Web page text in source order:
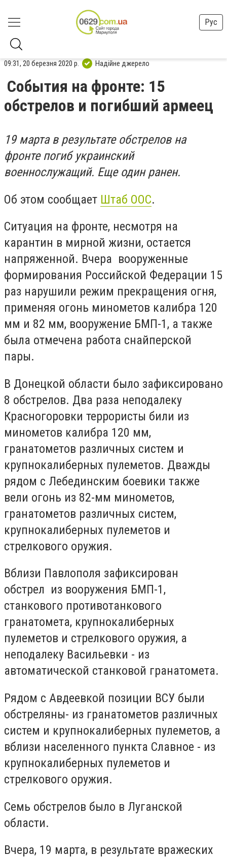
Рус
09:31, 20 березня 2020 р. Надійне джерело
События на фронте: 15
обстрелов и погибший армеец
19 марта в результате обстрелов на
фронте погиб украинский
военнослужащий. Еще один ранен.
Об этом сообщает Штаб ООС.
Ситуация на фронте, несмотря на
карантин в мирной жизни, остается
напряженной. Вчера вооруженные
формирования Российской Федерации 15
раз нарушили режим прекращения огня,
применяя огонь минометов калибра 120
мм и 82 мм, вооружение БМП-1, а также
была отмечена работа снайперской
пары.
В Донецкой области было зафиксировано
8 обстрелов. Два раза неподалеку
Красногоровки террористы били из
минометов калибра 120 мм,
гранатометов различных систем и
крупнокалиберных пулеметов. Дважды
рядом с Лебединским боевики также
вели огонь из 82-мм минометов,
гранатометов различных систем,
крупнокалиберных пулеметов и
стрелкового оружия.
Вблизи Павлополя зафиксирован
обстрел из вооружения БМП-1,
станкового противотанкового
гранатомета, крупнокалиберных
пулеметов и стрелкового оружия, а
неподалеку Васильевки - из
автоматической станковой гранатомета.
Рядом с Авдеевкой позиции ВСУ были
обстреляны- из гранатометов различных
систем и крупнокалиберных пулеметов, а
вблизи населенного пункта Славное - из
крупнокалиберных пулеметов и
стрелкового оружия.
Семь обстрелов было в Луганской
области.
Вчера, 19 марта, в результате вражеских